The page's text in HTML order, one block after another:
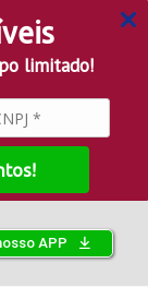
limitado!
APP